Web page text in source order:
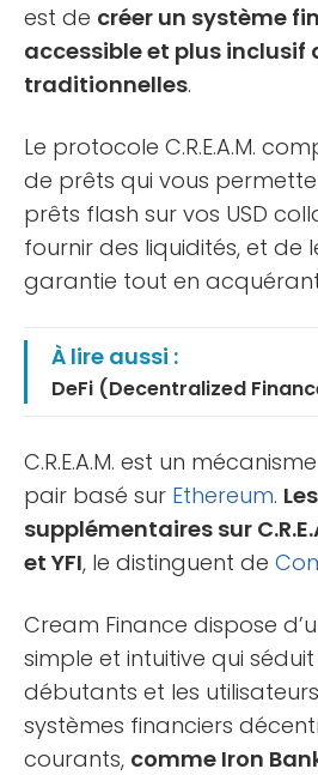
est de créer un système
accessible et plus inclusif
traditionnelles.
Le protocole C.R.E.A.M.
de prêts qui vous
prêts flash sur vos USD
fournir des liquidités, et de
garantie tout en
À lire aussi :
DeFi (Decentralized
C.R.E.A.M. est un
pair basé sur Ethereum.
supplémentaires sur
et YFI, le distinguent de
Cream Finance dispose
simple et intuitive qui
débutants et les
systèmes financiers
courants, comme Iron